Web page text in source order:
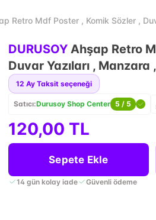
Retro Mdf Poster , Komik Sözler ,
DURUSOY Ahşap Retro
Duvar Yazıları ,
12 Ay Taksit seçeneği
Satıcı:Durusoy Shop Center 5 / 5
120,00 TL
Sepete Ekle
14 gün kolay iade Güvenli ödeme